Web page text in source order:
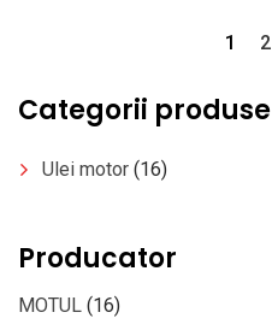
1 2
Categorii produse
Ulei motor (16)
Producator
MOTUL (16)